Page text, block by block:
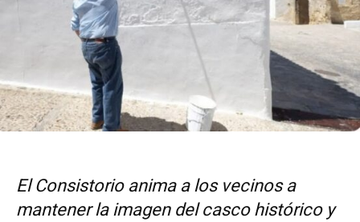
El Consistorio anima a los vecinos a
mantener la imagen del casco histórico y